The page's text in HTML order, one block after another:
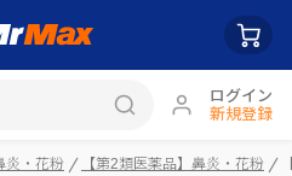
ログイン
新規登録
炎・花粉 【第2類医薬品】鼻炎・花粉